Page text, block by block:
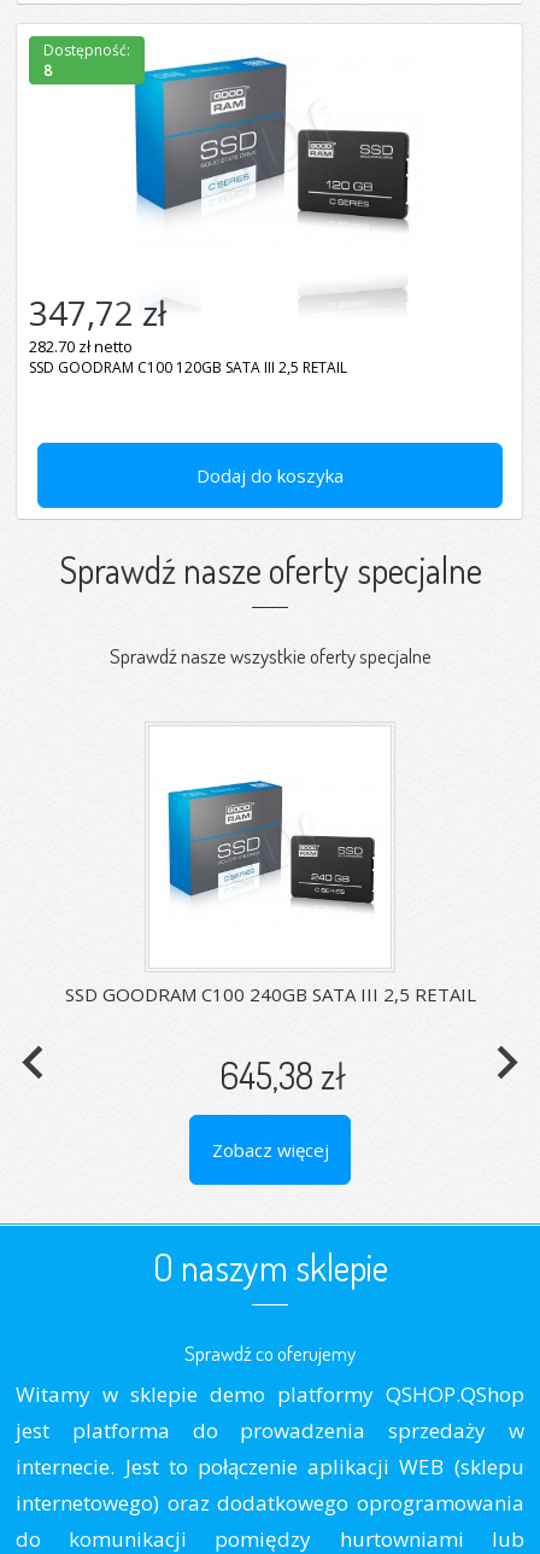
Dodaj do koszyka
347,72 zł
282.70 zł netto
SSD GOODRAM C100 120GB SATA III 2,5 RETAIL
Dostępność:
8
Sprawdź nasze oferty specjalne
Sprawdź nasze wszystkie oferty specjalne
SSD GOODRAM C100 240GB SATA III 2,5 RETAIL
645,38 zł
Zobacz więcej
navigate_before navigate_next
O naszym sklepie
Sprawdź co oferujemy
Witamy w sklepie demo platformy QSHOP.QShop
jest platforma do prowadzenia sprzedaży w
internecie. Jest to połączenie aplikacji WEB (sklepu
internetowego) oraz dodatkowego oprogramowania
do komunikacji pomiędzy hurtowniami lub